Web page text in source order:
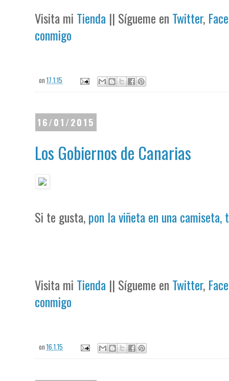
Visita mi Tienda || Sígueme en Twitter,
conmigo
on17.1.15
16/01/2015
Los Gobiernos de Canarias
Si te gusta,pon la viñeta en una camiseta,
Visita mi Tienda || Sígueme en Twitter,
conmigo
on16.1.15